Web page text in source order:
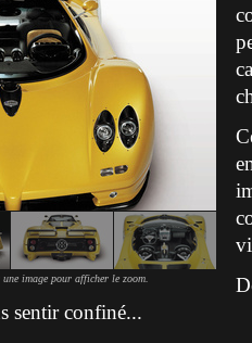
image pour afficher le zoom.
sentir confiné...